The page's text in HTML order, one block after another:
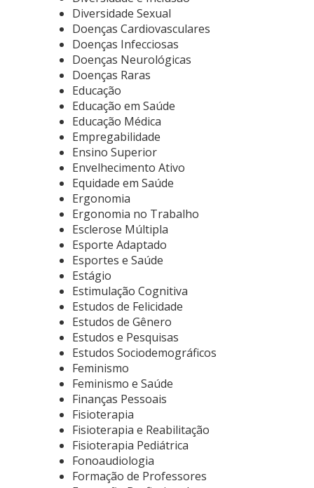
Diversidade Sexual
Doenças Cardiovasculares
Doenças Infecciosas
Doenças Neurológicas
Doenças Raras
Educação
Educação em Saúde
Educação Médica
Empregabilidade
Ensino Superior
Envelhecimento Ativo
Equidade em Saúde
Ergonomia
Ergonomia no Trabalho
Esclerose Múltipla
Esporte Adaptado
Esportes e Saúde
Estágio
Estimulação Cognitiva
Estudos de Felicidade
Estudos de Gênero
Estudos e Pesquisas
Estudos Sociodemográficos
Feminismo
Feminismo e Saúde
Finanças Pessoais
Fisioterapia
Fisioterapia e Reabilitação
Fisioterapia Pediátrica
Fonoaudiologia
Formação de Professores